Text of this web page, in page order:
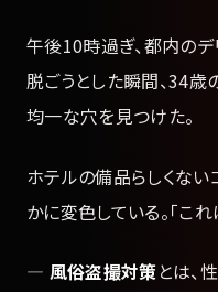
午後10時過ぎ、都内の
脱ごうとした瞬間、34
均一な穴を見つけた。
ホテルの備品らしくない
かに変色している。「こ
— 風俗盗撮対策とは、